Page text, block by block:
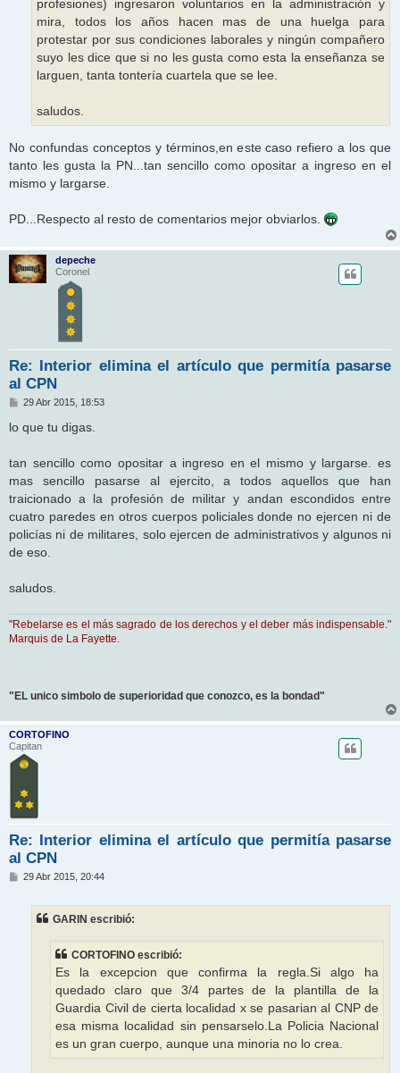
profesiones) ingresaron voluntarios en la administración y
mira, todos los años hacen mas de una huelga para
protestar por sus condiciones laborales y ningún compañero
suyo les dice que si no les gusta como esta la enseñanza se
larguen, tanta tontería cuartela que se lee.
saludos.
No confundas conceptos y términos,en este caso refiero a los que
tanto les gusta la PN...tan sencillo como opositar a ingreso en el
mismo y largarse.
PD...Respecto al resto de comentarios mejor obviarlos.
depeche
Coronel
Re: Interior elimina el artículo que permitía pasarse
al CPN
M
n
j
e
29 Abr 2015, 18:53
lo que tu digas.
tan sencillo como opositar a ingreso en el mismo y largarse. es
mas sencillo pasarse al ejercito, a todos aquellos que han
traicionado a la profesión de militar y andan escondidos entre
cuatro paredes en otros cuerpos policiales donde no ejercen ni de
policías ni de militares, solo ejercen de administrativos y algunos ni
de eso.
saludos.
"Rebelarse es el más sagrado de los derechos y el deber más indispensable."
Marquis de La Fayette.
"EL unico simbolo de superioridad que conozco, es la bondad"
CORTOFINO
Capitan
Re: Interior elimina el artículo que permitía pasarse
al CPN
M
29 Abr 2015, 20:44
GARIN escribió:
CORTOFINO escribió:
Es la excepcion que confirma la regla.Si algo ha
quedado claro que 3/4 partes de la plantilla de la
Guardia Civil de cierta localidad x se pasarian al CNP de
esa misma localidad sin pensarselo.La Policia Nacional
es un gran cuerpo, aunque una minoria no lo crea.